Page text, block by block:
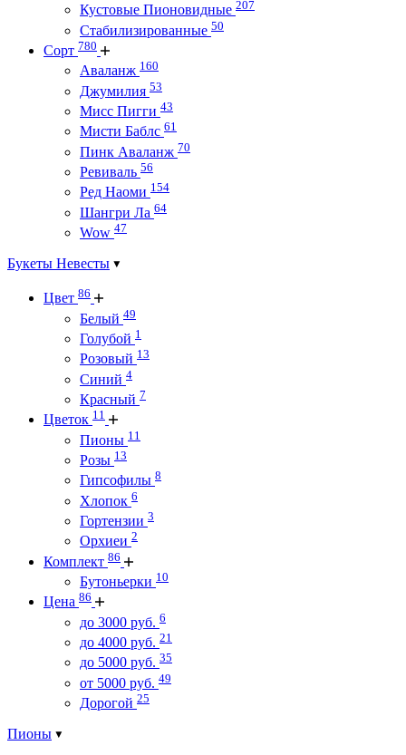
Кустовые Пионовидные 207
Стабилизированные 50
Сорт 780
Аваланж 160
Джумилия 53
Мисс Пигги 43
Мисти Баблс 61
Пинк Аваланж 70
Ревиваль 56
Ред Наоми 154
Шангри Ла 64
Wow 47
Букеты Невесты
Цвет 86
Белый 49
Голубой 1
Розовый 13
Синий 4
Красный 7
Цветок 11
Пионы 11
Розы 13
Гипсофилы 8
Хлопок 6
Гортензии 3
Орхиеи 2
Комплект 86
Бутоньерки 10
Цена 86
до 3000 руб. 6
до 4000 руб. 21
до 5000 руб. 35
от 5000 руб. 49
Дорогой 25
Пионы